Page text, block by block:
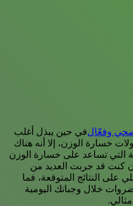
في حين يبذل أغلب
خسارة الوزن، إلا أنه هناك
التي تساعد على خسارة الوزن
كنت قد جربت العديد من
على النتائج المتوقعة، فما
خلال وجباتك اليومية